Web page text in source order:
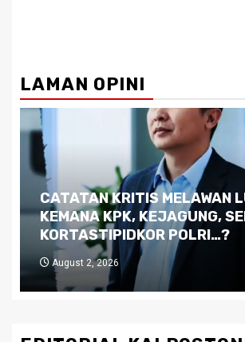
LAMAN OPINI
Dilema Kaltim di Tengah
Kutukan Sumber Daya Alam
Pemimpin yang Tak Kreatif
July 29, 2026